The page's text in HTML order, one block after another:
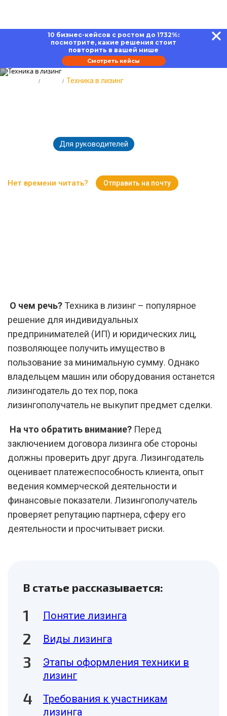
10 бизнес-кейсов с ростом до 1732%:
посмотрите, какие решения стоит
повторить в вашей нише
Смотреть кейсы
Техника в лизинг
Для руководителей
Нет времени читать? Отправить на почту
О чем речь? Техника в лизинг – популярное
решение для индивидуальных
предпринимателей (ИП) и юридических лиц,
позволяющее получить имущество в
пользование за минимальную сумму. Однако
владельцем машин или оборудования останется
лизингодатель до тех пор, пока
лизингополучатель не выкупит предмет сделки.
На что обратить внимание? Перед
заключением договора лизинга обе стороны
должны проверить друг друга. Лизингодатель
оценивает платежеспособность клиента, опыт
ведения коммерческой деятельности и
финансовые показатели. Лизингополучатель
проверяет репутацию партнера, сферу его
деятельности и просчитывает риски.
В статье рассказывается:
Понятие лизинга
Виды лизинга
Этапы оформления техники в
лизинг
Требования к участникам
лизинга